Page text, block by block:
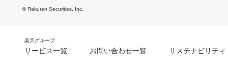
© Rakuten Securities, Inc.
楽天グループ
サービス一覧 お問い合わせ一覧 サステナビリティ